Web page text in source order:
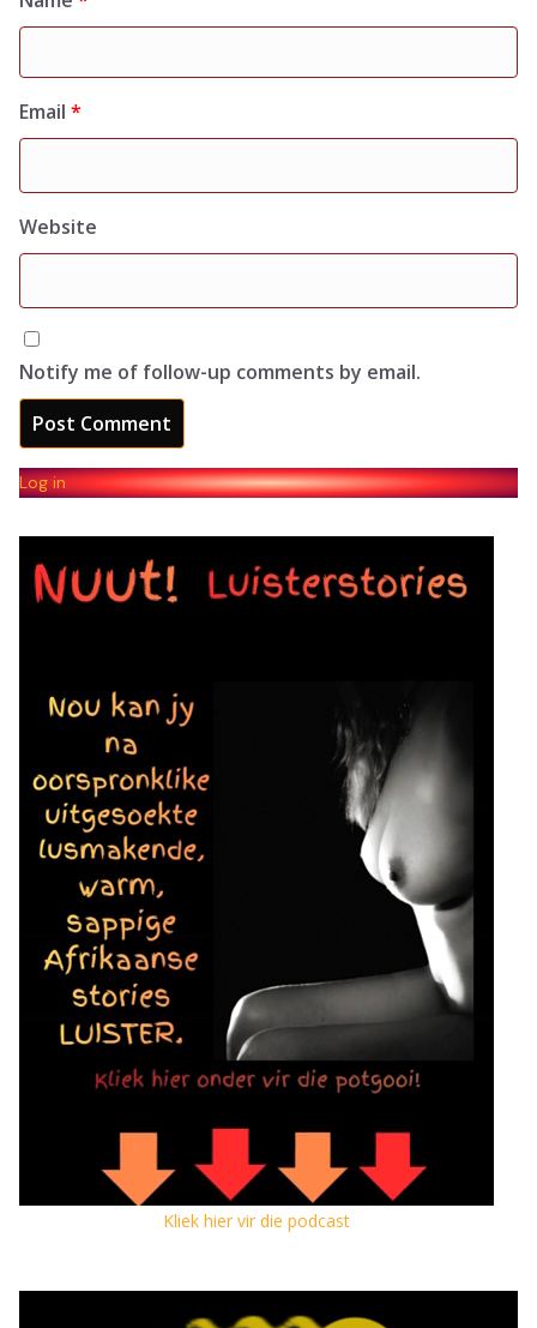
Email *
Website
Notify me of follow-up comments by email.
Log in
Kliek hier vir die podcast